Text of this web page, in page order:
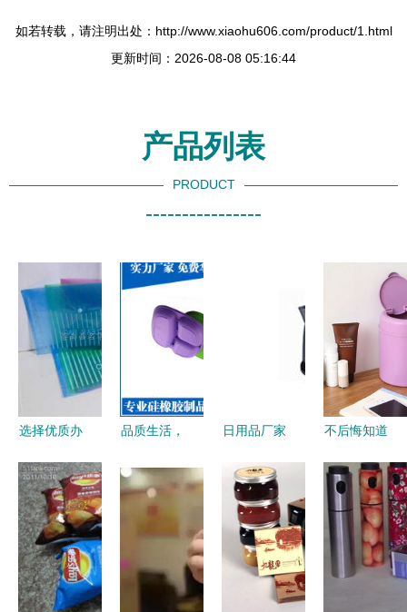
如若转载，请注明出处：http://www.xiaohu606.com/product/1.html
更新时间：2026-08-08 05:16:44
产品列表
PRODUCT
----------------
选择优质办
商 解析苍
南县名华日
用品厂的产
品与服务
品质生活，
——走进三
义日用品厂
日用品厂家
战 从生产
到日常生活
的桥梁
不后悔知道
窍门与日用
品，聪明主
妇都悄悄备
上了